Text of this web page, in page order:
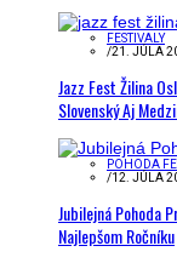
FESTIVALY
/21. JÚLA
Jazz Fest Žilina
Slovenský Aj
POHODA
/12. JÚLA
Jubilejná Pohoda
Najlepšom Ročníku